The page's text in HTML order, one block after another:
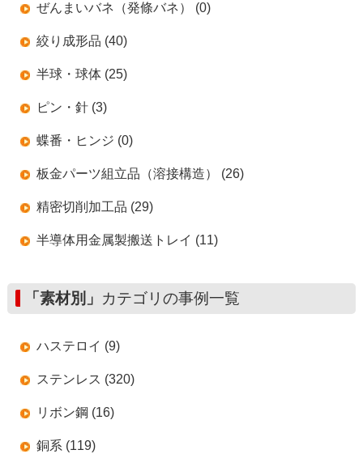
ぜんまいバネ（発條バネ） (0)
絞り成形品 (40)
半球・球体 (25)
ピン・針 (3)
蝶番・ヒンジ (0)
板金パーツ組立品（溶接構造） (26)
精密切削加工品 (29)
半導体用金属製搬送トレイ (11)
「素材別」 カテゴリの事例一覧
ハステロイ (9)
ステンレス (320)
リボン鋼 (16)
銅系 (119)